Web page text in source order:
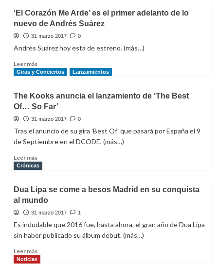
‘El Corazón Me Arde’ es el primer adelanto de lo
nuevo de Andrés Suárez
31 marzo 2017 0
Andrés Suárez hoy está de estreno. (más…)
Leer másLeer
más
Corazón
Me
Arde’
primer
de
de
Andrés
Suárez
Giras y Conciertos Lanzamientos
The Kooks anuncia el lanzamiento de ‘The Best
Of… So Far’
31 marzo 2017 0
Tras el anuncio de su gira 'Best Of' que pasará por España el 9
de Septiembre en el DCODE, (más…)
Leer másLeer
más
Kooks
anuncia
el
lanzamiento
‘The
Of…
Crónicas
Dua Lipa se come a besos Madrid en su conquista
al mundo
31 marzo 2017 1
Es indudable que 2016 fue, hasta ahora, el gran año de Dua Lipa
sin haber publicado su álbum debut. (más…)
Leer másLeer
más
Noticias